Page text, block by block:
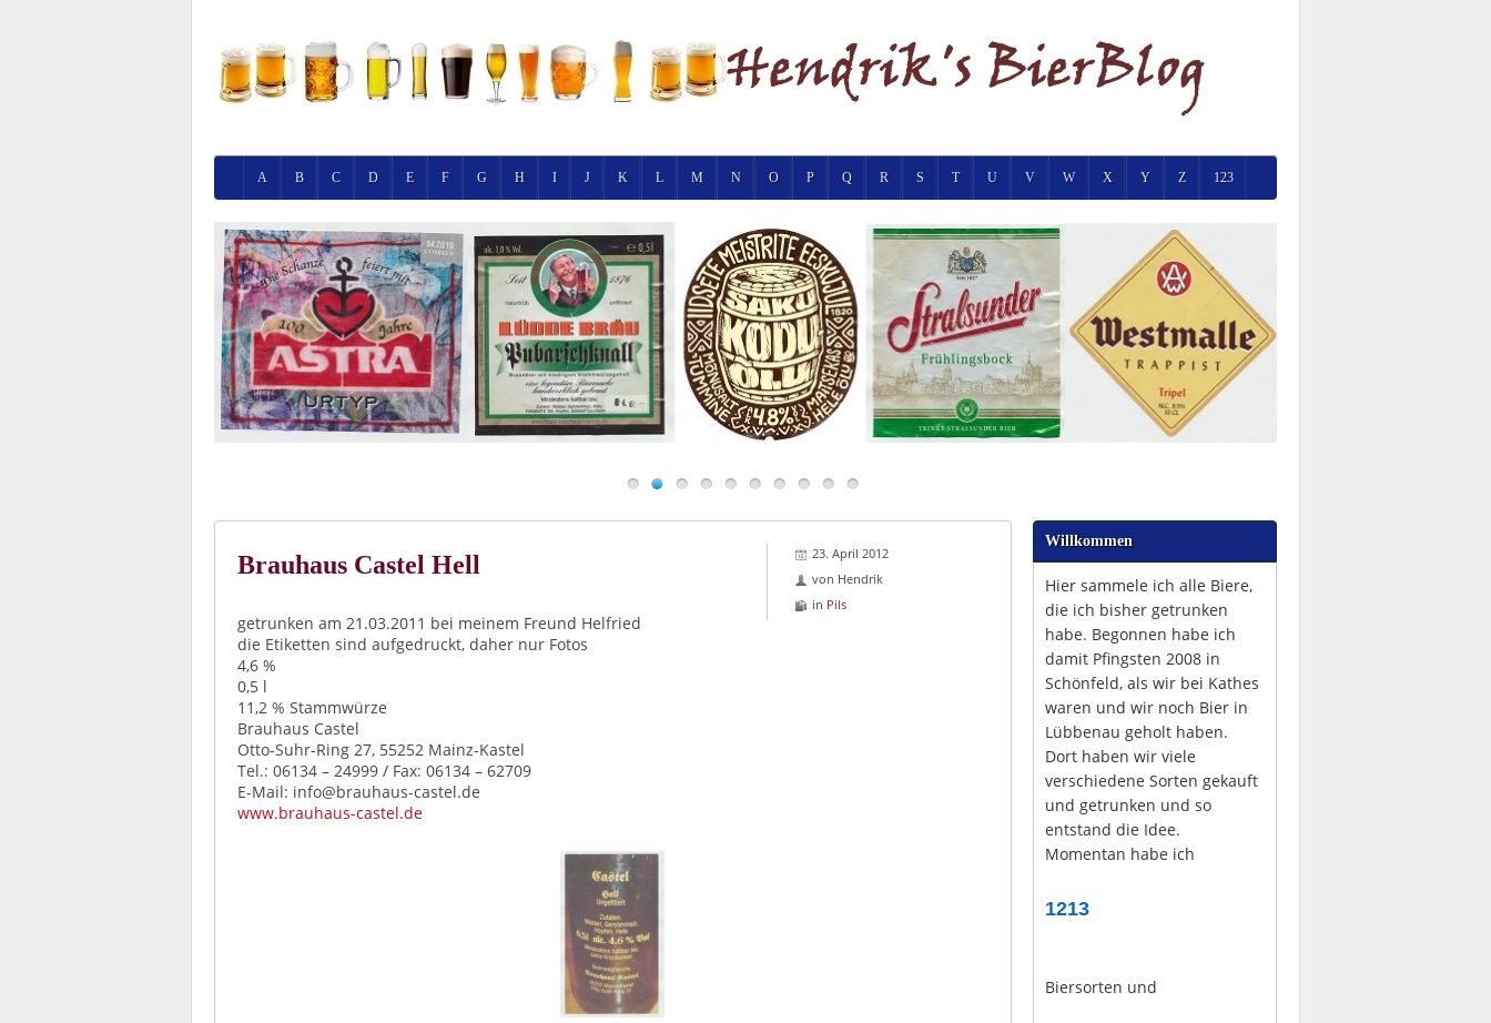
A B C D E F G H I J K L M N O P Q R S T U V W X Y Z 123
23. April 2012
von Hendrik
in Pils
Brauhaus Castel Hell
getrunken am 21.03.2011 bei meinem Freund Helfried
die Etiketten sind aufgedruckt, daher nur Fotos
4,6 %
0,5 l
11,2 % Stammwürze
Brauhaus Castel
Otto-Suhr-Ring 27, 55252 Mainz-Kastel
Tel.: 06134 – 24999 / Fax: 06134 – 62709
E-Mail: info@brauhaus-castel.de
www.brauhaus-castel.de
Willkommen
Hier sammele ich alle Biere,
die ich bisher getrunken
habe. Begonnen habe ich
damit Pfingsten 2008 in
Schönfeld, als wir bei Kathes
waren und wir noch Bier in
Lübbenau geholt haben.
Dort haben wir viele
verschiedene Sorten gekauft
und getrunken und so
entstand die Idee.
Momentan habe ich
1213
Biersorten und